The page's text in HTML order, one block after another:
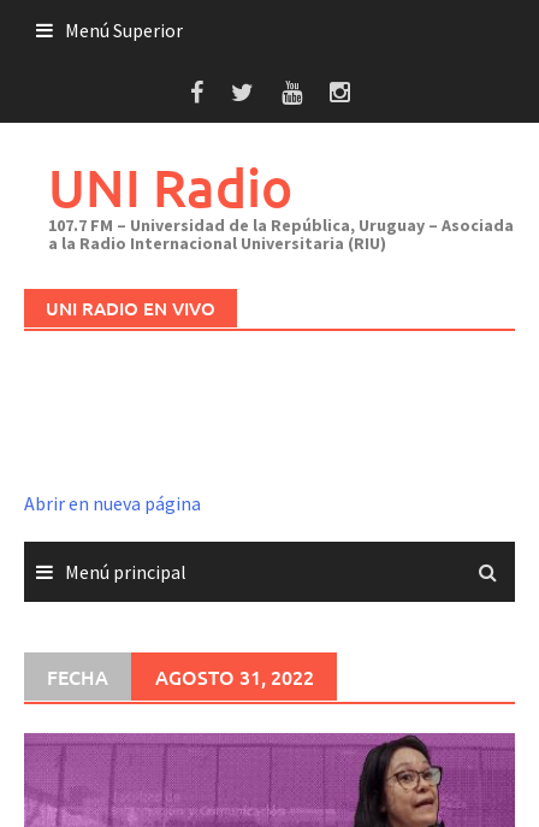
Menú Superior
UNI Radio
107.7 FM – Universidad de la República, Uruguay – Asociada
a la Radio Internacional Universitaria (RIU)
UNI RADIO EN VIVO
Abrir en nueva página
Menú principal
FECHA AGOSTO 31, 2022